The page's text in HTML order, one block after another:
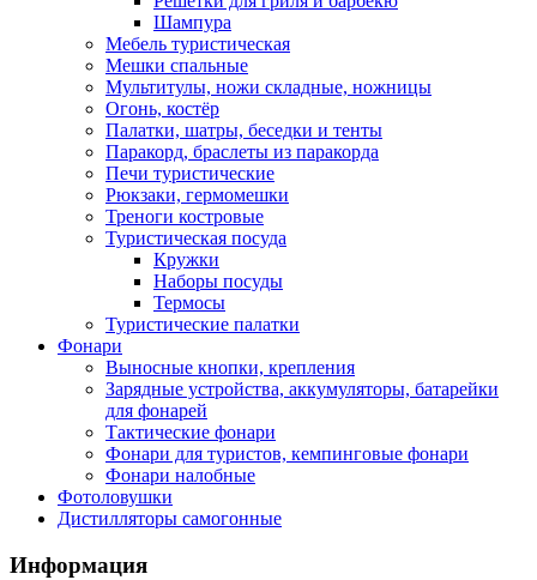
Шампура
Мебель туристическая
Мешки спальные
Мультитулы, ножи складные, ножницы
Огонь, костёр
Палатки, шатры, беседки и тенты
Паракорд, браслеты из паракорда
Печи туристические
Рюкзаки, гермомешки
Треноги костровые
Туристическая посуда
Кружки
Наборы посуды
Термосы
Туристические палатки
Фонари
Выносные кнопки, крепления
Зарядные устройства, аккумуляторы, батарейки
для фонарей
Тактические фонари
Фонари для туристов, кемпинговые фонари
Фонари налобные
Фотоловушки
Дистилляторы самогонные
Информация